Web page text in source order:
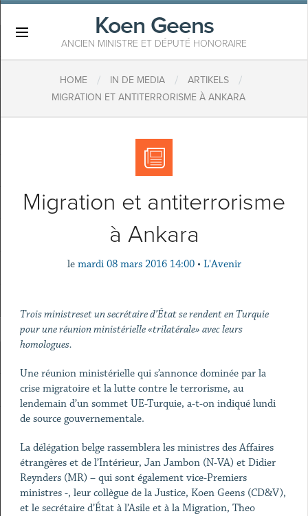
Koen Geens
ANCIEN MINISTRE ET DÉPUTÉ HONORAIRE
HOME / IN DE MEDIA / ARTIKELS /
MIGRATION ET ANTITERRORISME À ANKARA
Migration et antiterrorisme
à Ankara
le mardi 08 mars 2016 14:00 • L'Avenir
Trois ministreset un secrétaire d’État se rendent en Turquie
pour une réunion ministérielle «trilatérale» avec leurs
homologues.
Une réunion ministérielle qui s’annonce dominée par la
crise migratoire et la lutte contre le terrorisme, au
lendemain d’un sommet UE-Turquie, a-t-on indiqué lundi
de source gouvernementale.
La délégation belge rassemblera les ministres des Affaires
étrangères et de l’Intérieur, Jan Jambon (N-VA) et Didier
Reynders (MR) – qui sont également vice-Premiers
ministres -, leur collègue de la Justice, Koen Geens (CD&V),
et le secrétaire d’État à l’Asile et à la Migration, Theo